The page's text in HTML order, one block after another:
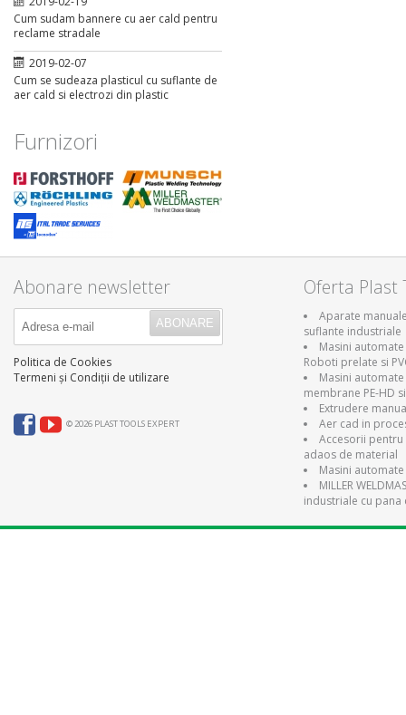
Cum sudam bannere cu aer cald pentru
reclame stradale
2019-02-07
Cum se sudeaza plasticul cu suflante de
aer cald si electrozi din plastic
Furnizori
Abonare newsletter
Politica de Cookies
Termeni și Condiții de utilizare
© 2026 PLAST TOOLS EXPERT
Oferta Plast
Aparate
suflante industriale
Masini
Roboti prelate si
Masini
membrane PE-HD
Extrudere
Aer cad in
Accesorii pentru
adaos de material
Masini
MILLER
industriale cu pana